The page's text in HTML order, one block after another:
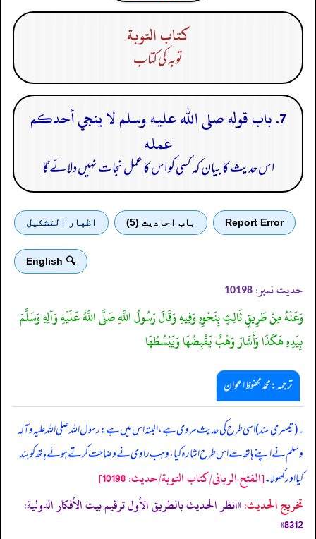
كتاب التوبة
توبہ کی کتاب
7. باب قوله صلى الله عليه وسلم لا ينجي أحدكم
عمله
اس حدیث کا بیان کہ کسی کو اس کا عمل نجات نہیں دلائے گا
Report Error باب احادیث (5) اظهار التشكيل
🔍 English
حدیث نمبر: 10198
وَعَنْهُ مِنْ طَرِيقٍ ثَالِثٍ بِنَحْوِهِ وَفِيهِ وَقَالَ رَسُولُ اللَّهِ صَلَّى اللَّهُ عَلَيْهِ وَآلِهِ وَسَلَّمَ
بِيَدِهِ هَكَذَا وَأَشَارَ وَهْبٌ يَقْبِضُهَا وَيَبْسُطُهَا
ترجمہ:محمد محفوظ اعوان
۔ (تیسری سند) اسی طرح کی حدیث مروی ہے، البتہ اس میں ہے: رسول اللہ صلی اللہ علیہ وآلہ
وسلم نے اپنے ہاتھ سے اس طرح اشارہ کیا، وہب راوی نے وضاحت کرتے ہوئے ہاتھ کو بند
کیا اور کھولا۔[الفتح الربانی/كتاب التوبة/حدیث: 10198]
تخریج الحدیث:«انظر الحديث بالطريق الأول ترقیم بيت الأفكار الدولية:
8312»